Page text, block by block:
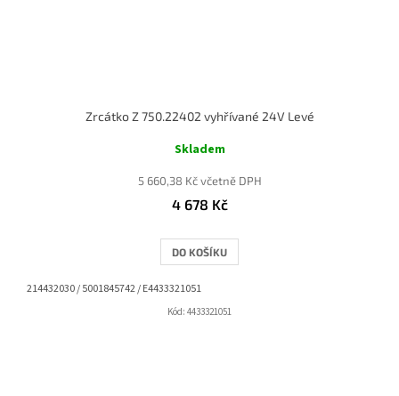
Zrcátko Z 750.22402 vyhřívané 24V Levé
Skladem
5 660,38 Kč včetně DPH
4 678 Kč
DO KOŠÍKU
214432030 / 5001845742 / E4433321051
Kód: 4433321051